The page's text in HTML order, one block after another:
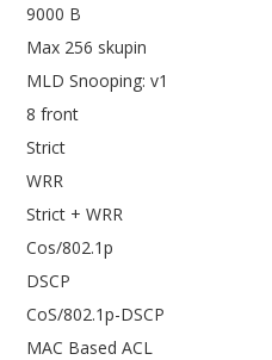
9000 B
Max 256 skupin
MLD Snooping: v1
8 front
Strict
WRR
Strict + WRR
Cos/802.1p
DSCP
CoS/802.1p-DSCP
MAC Based ACL